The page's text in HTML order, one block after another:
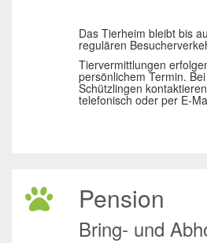
Das Tierheim bleibt bis
regulären
Tiervermittlungen
persönlichem Termin.
Schützlingen
telefonisch oder per E-
Pension
Bring- und